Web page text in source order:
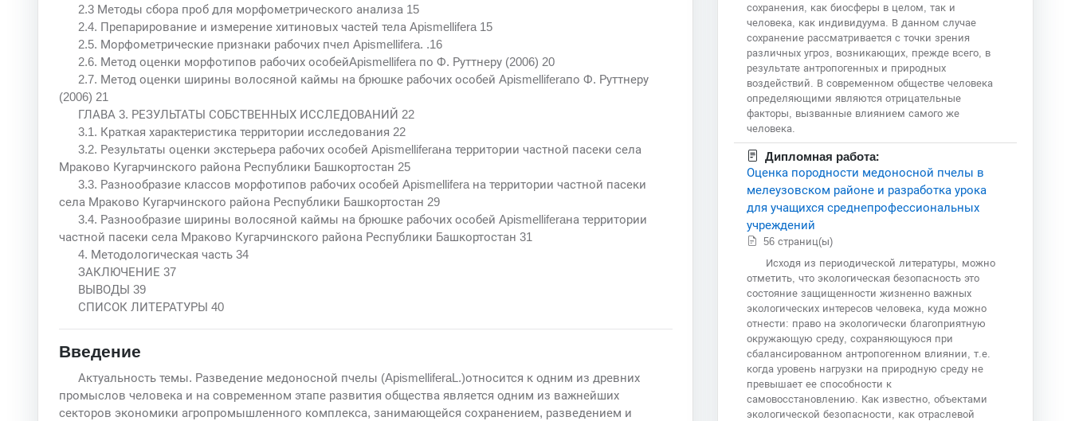
2.3 Методы сбора проб для морфометрического анализа 15
2.4. Препарирование и измерение хитиновых частей тела Apismellifera 15
2.5. Морфометрические признаки рабочих пчел Apismellifera. .16
2.6. Метод оценки морфотипов рабочих особейApismellifera по Ф. Руттнеру (2006) 20
2.7. Метод оценки ширины волосяной каймы на брюшке рабочих особей Apismelliferaпо Ф. Руттнеру
(2006) 21
ГЛАВА 3. РЕЗУЛЬТАТЫ СОБСТВЕННЫХ ИССЛЕДОВАНИЙ 22
3.1. Краткая характеристика территории исследования 22
3.2. Результаты оценки экстерьера рабочих особей Apismelliferaна территории частной пасеки села
Мраково Кугарчинского района Республики Башкортостан 25
3.3. Разнообразие классов морфотипов рабочих особей Apismellifera на территории частной пасеки
села Мраково Кугарчинского района Республики Башкортостан 29
3.4. Разнообразие ширины волосяной каймы на брюшке рабочих особей Apismelliferaна территории
частной пасеки села Мраково Кугарчинского района Республики Башкортостан 31
4. Методологическая часть 34
ЗАКЛЮЧЕНИЕ 37
ВЫВОДЫ 39
СПИСОК ЛИТЕРАТУРЫ 40
Введение
Актуальность темы. Разведение медоносной пчелы (ApismelliferaL.)относится к одним из древних
промыслов человека и на современном этапе развития общества является одним из важнейших
секторов экономики агропромышленного комплекса, занимающейся сохранением, разведением и
сохранения, как биосферы в целом, так и
человека, как индивидуума. В данном случае
сохранение рассматривается с точки зрения
различных угроз, возникающих, прежде всего, в
результате антропогенных и природных
воздействий. В современном обществе человека
определяющими являются отрицательные
факторы, вызванные влиянием самого же
человека.
Дипломная работа:
Оценка породности медоносной пчелы в
мелеузовском районе и разработка урока
для учащихся среднепрофессиональных
учреждений
56 страниц(ы)
Исходя из периодической литературы, можно
отметить, что экологическая безопасность это
состояние защищенности жизненно важных
экологических интересов человека, куда можно
отнести: право на экологически благоприятную
окружающую среду, сохраняющуюся при
сбалансированном антропогенном влиянии, т.е.
когда уровень нагрузки на природную среду не
превышает ее способности к
самовосстановлению. Как известно, объектами
экологической безопасности, как отраслевой